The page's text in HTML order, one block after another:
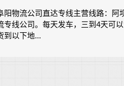
阳物流公司直达专线主营线路：阿
专线公司。每天发车，三到4天可
到以下地...